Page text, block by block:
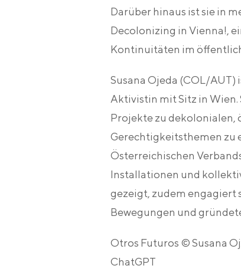
Darüber hinaus ist sie in
Decolonizing in Vienna!,
Kontinuitäten im
Susana Ojeda (COL/AUT)
Aktivistin mit Sitz in
Projekte zu dekolonialen,
Gerechtigkeitsthemen zu
Österreichischen
Installationen und
gezeigt, zudem engagiert
Bewegungen und
Otros Futuros © Susana
ChatGPT